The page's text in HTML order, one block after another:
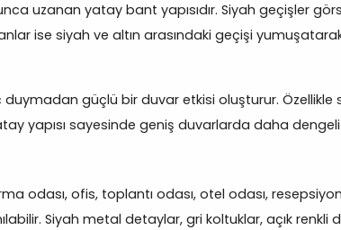
uzanan yatay bant yapısıdır. Siyah geçişler
ise siyah ve altın arasındaki geçişi
güçlü bir duvar etkisi oluşturur. Özellikle
yapısı sayesinde geniş duvarlarda daha
odası, ofis, toplantı odası, otel odası,
Siyah metal detaylar, gri koltuklar, açık renkli